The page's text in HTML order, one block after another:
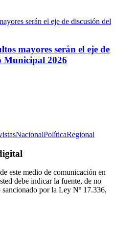
mayores serán el eje de
Municipal 2026
NacionalPolíticaRegional
este medio de comunicación en
debe indicar la fuente, de no
por la Ley Nº 17.336,